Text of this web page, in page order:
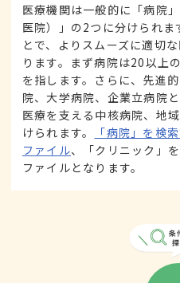
医療機関は一般的に「病院
医院）」の2つに分けられ
とで、よりスムーズに適切
ります。まず病院は20以上
を指します。さらに、先進
院、大学病院、企業立病院
医療を支える中核病院、地
けられます。
「病院」を検
ファイル、「クリニック」
ファイルとなります。